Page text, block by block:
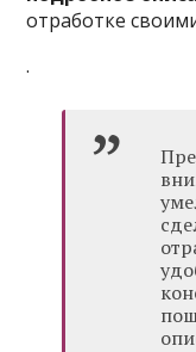
отработке
.